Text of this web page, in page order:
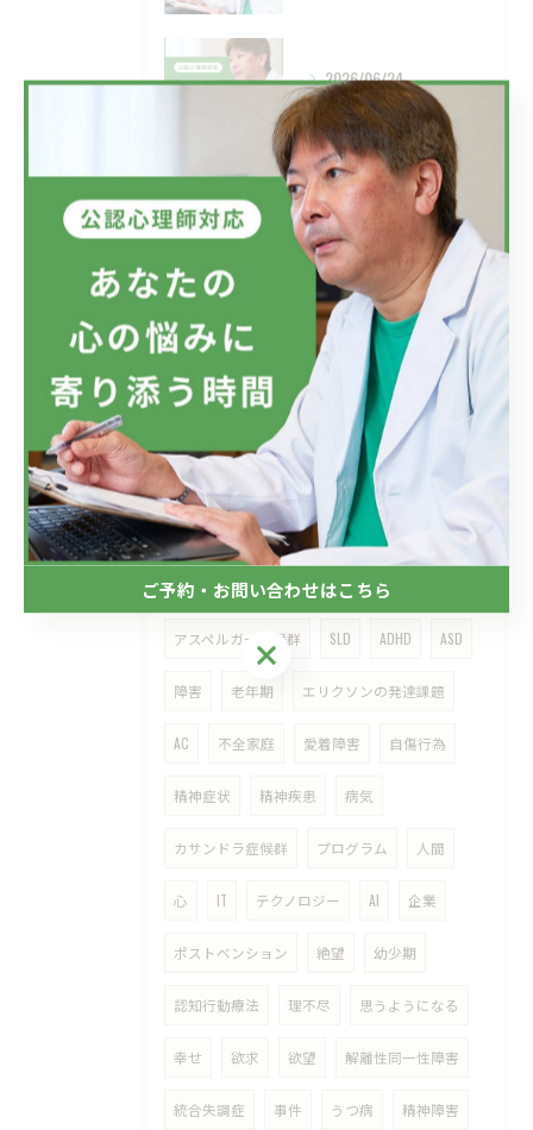
2026/06/24
自殺 自殺願望 適応障害
メンタルケア 仕事 会社
ラインによるケア メンタルヘルス対策
メンタルヘルス 愛情 希死念慮
マズロー リモートカウンセリング 愛
真心 交流 コミュニケーション
アスペルガー症候群 SLD ADHD ASD
障害 老年期 エリクソンの発達課題
AC 不全家庭 愛着障害 自傷行為
精神症状 精神疾患 病気
カサンドラ症候群 プログラム 人間
心 IT テクノロジー AI 企業
ポストベンション 絶望 幼少期
認知行動療法 理不尽 思うようになる
幸せ 欲求 欲望 解離性同一性障害
統合失調症 事件 うつ病 精神障害
ご予約・お問い合わせはこちら
ご予約・お問い合わせはこちら